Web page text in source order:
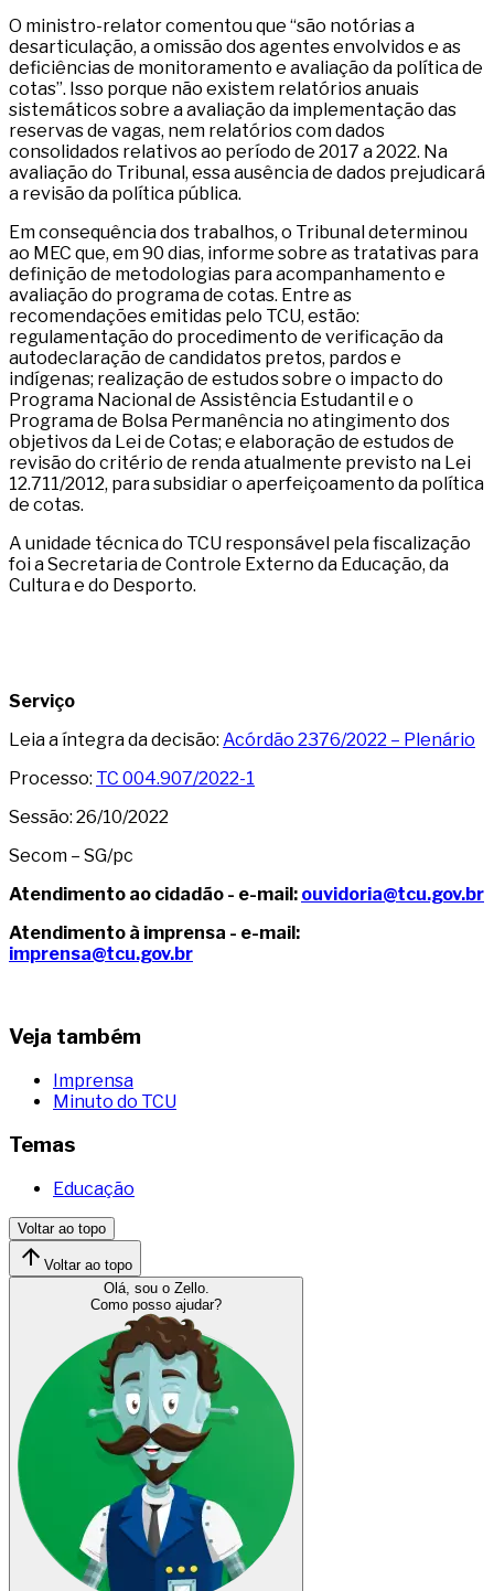
O ministro-relator comentou que “são notórias a
desarticulação, a omissão dos agentes envolvidos e as
deficiências de monitoramento e avaliação da política de
cotas”. Isso porque não existem relatórios anuais
sistemáticos sobre a avaliação da implementação das
reservas de vagas, nem relatórios com dados
consolidados relativos ao período de 2017 a 2022. Na
avaliação do Tribunal, essa ausência de dados prejudicará
a revisão da política pública.
Em consequência dos trabalhos, o Tribunal determinou
ao MEC que, em 90 dias, informe sobre as tratativas para
definição de metodologias para acompanhamento e
avaliação do programa de cotas. Entre as
recomendações emitidas pelo TCU, estão:
regulamentação do procedimento de verificação da
autodeclaração de candidatos pretos, pardos e
indígenas; realização de estudos sobre o impacto do
Programa Nacional de Assistência Estudantil e o
Programa de Bolsa Permanência no atingimento dos
objetivos da Lei de Cotas; e elaboração de estudos de
revisão do critério de renda atualmente previsto na Lei
12.711/2012, para subsidiar o aperfeiçoamento da política
de cotas.
A unidade técnica do TCU responsável pela fiscalização
foi a Secretaria de Controle Externo da Educação, da
Cultura e do Desporto.
Serviço
Leia a íntegra da decisão: Acórdão 2376/2022 – Plenário
Processo: TC 004.907/2022-1
Sessão: 26/10/2022
Secom – SG/pc
Atendimento ao cidadão - e-mail: ouvidoria@tcu.gov.br
Atendimento à imprensa - e-mail:
imprensa@tcu.gov.br
Veja também
Imprensa
Minuto do TCU
Temas
Educação
Voltar ao topo
Voltar ao topo
Olá, sou o Zello.
Como posso ajudar?